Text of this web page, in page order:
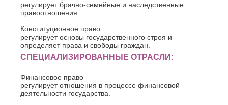
регулирует брачно-семейные и наследственные
правоотношения.
Конституционное право
регулирует основы государственного строя и
определяет права и свободы граждан.
СПЕЦИАЛИЗИРОВАННЫЕ ОТРАСЛИ:
Финансовое право
регулирует отношения в процессе финансовой
деятельности государства.